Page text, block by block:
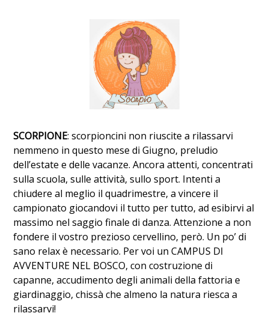
SCORPIONE: scorpioncini non riuscite a rilassarvi
nemmeno in questo mese di Giugno, preludio
dell’estate e delle vacanze. Ancora attenti, concentrati
sulla scuola, sulle attività, sullo sport. Intenti a
chiudere al meglio il quadrimestre, a vincere il
campionato giocandovi il tutto per tutto, ad esibirvi al
massimo nel saggio finale di danza. Attenzione a non
fondere il vostro prezioso cervellino, però. Un po’ di
sano relax è necessario. Per voi un CAMPUS DI
AVVENTURE NEL BOSCO, con costruzione di
capanne, accudimento degli animali della fattoria e
giardinaggio, chissà che almeno la natura riesca a
rilassarvi!